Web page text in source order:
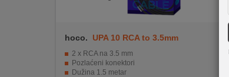
hoco. UPA 10 RCA to 3.5mm
2 x RCA na 3.5 mm
Pozlaćeni konektori
Dužina 1.5 metar